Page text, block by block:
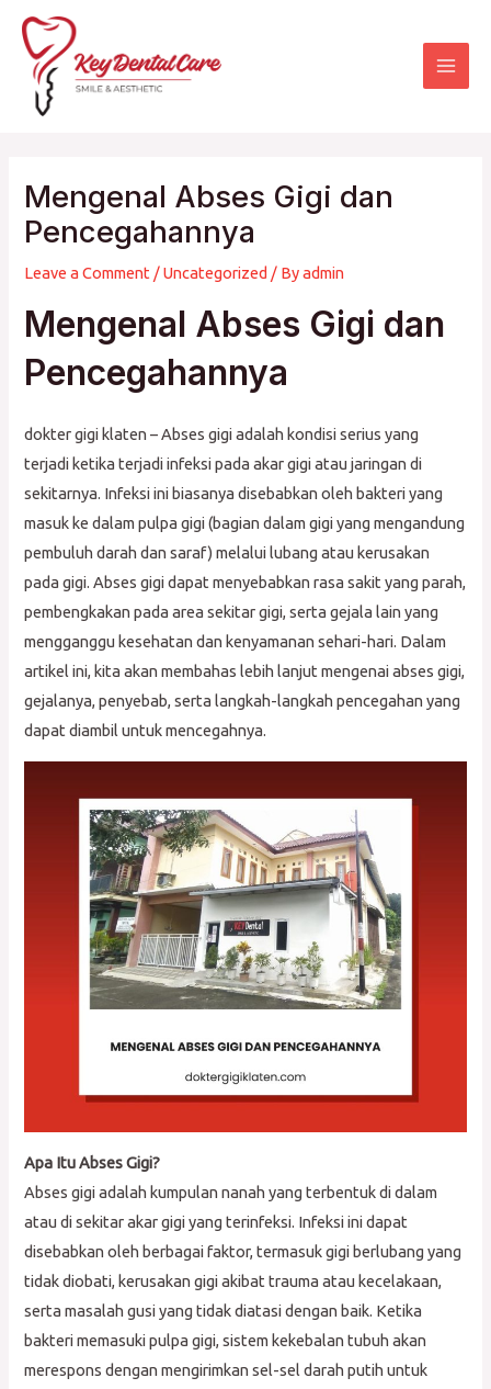
Skip
content
Mengenal Abses Gigi dan
Pencegahannya
Leave a Comment /Uncategorized / Byadmin
Mengenal Abses Gigi dan
Pencegahannya
dokter gigi klaten – Abses gigi adalah kondisi serius yang
terjadi ketika terjadi infeksi pada akar gigi atau jaringan di
sekitarnya. Infeksi ini biasanya disebabkan oleh bakteri yang
masuk ke dalam pulpa gigi (bagian dalam gigi yang mengandung
pembuluh darah dan saraf) melalui lubang atau kerusakan
pada gigi. Abses gigi dapat menyebabkan rasa sakit yang parah,
pembengkakan pada area sekitar gigi, serta gejala lain yang
mengganggu kesehatan dan kenyamanan sehari-hari. Dalam
artikel ini, kita akan membahas lebih lanjut mengenai abses gigi,
gejalanya, penyebab, serta langkah-langkah pencegahan yang
dapat diambil untuk mencegahnya.
Apa Itu Abses Gigi?
Abses gigi adalah kumpulan nanah yang terbentuk di dalam
atau di sekitar akar gigi yang terinfeksi. Infeksi ini dapat
disebabkan oleh berbagai faktor, termasuk gigi berlubang yang
tidak diobati, kerusakan gigi akibat trauma atau kecelakaan,
serta masalah gusi yang tidak diatasi dengan baik. Ketika
bakteri memasuki pulpa gigi, sistem kekebalan tubuh akan
merespons dengan mengirimkan sel-sel darah putih untuk